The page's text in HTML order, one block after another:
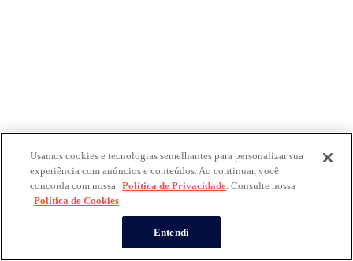
Usamos cookies e tecnologias semelhantes para personalizar sua
experiência com anúncios e conteúdos. Ao continuar, você
concorda com nossa Política de Privacidade. Consulte nossa
Política de Cookies
Entendi